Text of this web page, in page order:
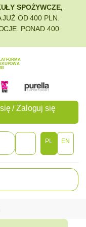
SPOŻYWCZE,
JUŻ OD 400 PLN.
PONAD 400
/ Zaloguj się
PL EN